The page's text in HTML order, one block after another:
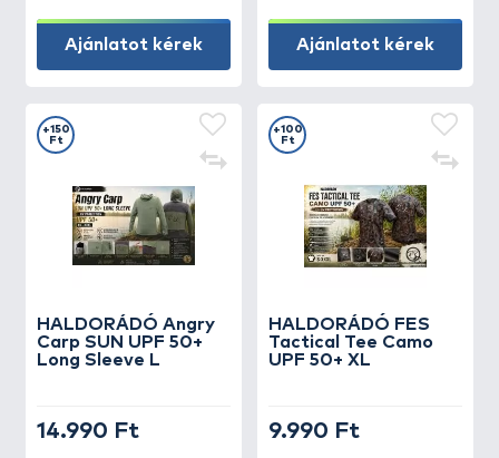
Ajánlatot kérek Ajánlatot kérek
HALDORÁDÓ Angry
Carp SUN UPF 50+
Long Sleeve L
+150
Ft
14.990 Ft
HALDORÁDÓ FES
Tactical Tee Camo
UPF 50+ XL
+100
Ft
9.990 Ft